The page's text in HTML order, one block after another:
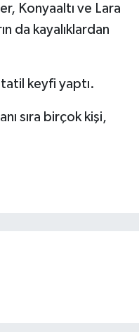
Konyaaltı ve Lara
da kayalıklardan
tatil keyfi yaptı.
sıra birçok kişi,